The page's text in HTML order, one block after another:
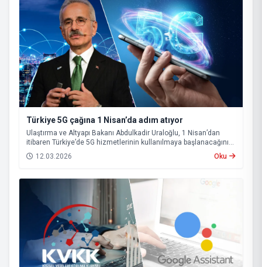
Türkiye 5G çağına 1 Nisan’da adım atıyor
Ulaştırma ve Altyapı Bakanı Abdulkadir Uraloğlu, 1 Nisan’dan
itibaren Türkiye’de 5G hizmetlerinin kullanılmaya başlanacağını
açıkladı.
12.03.2026 Oku